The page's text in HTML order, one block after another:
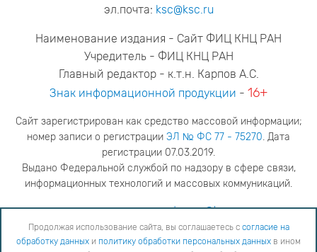
эл.почта: ksc@ksc.ru
Наименование издания - Сайт ФИЦ КНЦ РАН
Учредитель - ФИЦ КНЦ РАН
Главный редактор - к.т.н. Карпов А.С.
Знак информационной продукции - 16+
Сайт зарегистрирован как средство массовой информации;
номер записи о регистрации ЭЛ № ФС 77 - 75270. Дата
регистрации 07.03.2019.
Выдано Федеральной службой по надзору в сфере связи,
информационных технологий и массовых коммуникаций.
адрес редакцииya.stogova@ksc.ru
телефон редакции81555-79-516
Продолжая использование сайта, вы соглашаетесь с согласие на
обработку данных и политику обработки персональных данных в ином